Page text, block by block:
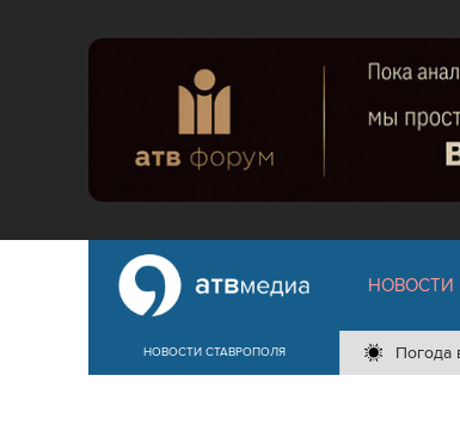
НОВОСТИ СТАВРОПОЛЯ
НОВОСТИ
Погода